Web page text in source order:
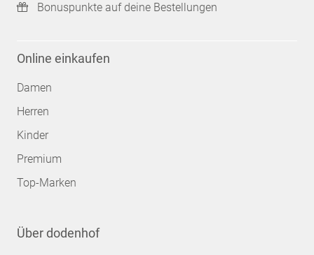
Bonuspunkte auf deine Bestellungen
Online einkaufen
Damen
Herren
Kinder
Premium
Top-Marken
Über dodenhof